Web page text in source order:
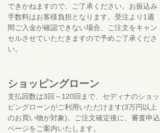
できかねますので、ご了承ください。お振込み
手数料はお客様負担となります。受注より1週
間ご入金が確認できない場合、ご注文をキャン
セルさせていただきますので予めご了承くださ
い。
ショッピングローン
支払回数は3回～120回まで、セディナのショッ
ピングローンがご利用いただけます(3万円以上
のお買い物が対象)。ご注文確定後に、審査申込
ページをご案内いたします。